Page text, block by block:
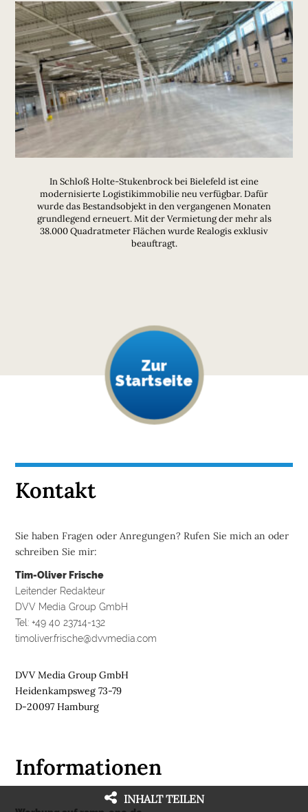
In Schloß Holte-Stukenbrock bei Bielefeld ist eine
modernisierte Logistikimmobilie neu verfügbar. Dafür
wurde das Bestandsobjekt in den vergangenen Monaten
grundlegend erneuert. Mit der Vermietung der mehr als
38.000 Quadratmeter Flächen wurde Realogis exklusiv
beauftragt.
Zur
Startseite
Kontakt
Sie haben Fragen oder Anregungen? Rufen Sie mich an oder
schreiben Sie mir:
Tim-Oliver Frische
Leitender Redakteur
DVV Media Group GmbH
Tel: +49 40 23714-132
timoliver.frische@dvvmedia.com
DVV Media Group GmbH
Heidenkampsweg 73-79
D-20097 Hamburg
Informationen
INHALT TEILEN